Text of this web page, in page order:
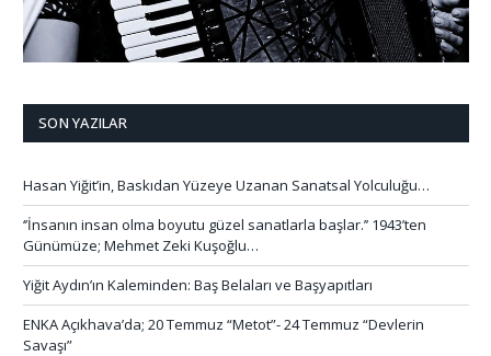
SON YAZILAR
Hasan Yiğit’in, Baskıdan Yüzeye Uzanan Sanatsal Yolculuğu…
‘’İnsanın insan olma boyutu güzel sanatlarla başlar.’’ 1943’ten
Günümüze; Mehmet Zeki Kuşoğlu…
Yiğit Aydın’ın Kaleminden: Baş Belaları ve Başyapıtları
ENKA Açıkhava’da; 20 Temmuz “Metot”- 24 Temmuz “Devlerin
Savaşı”